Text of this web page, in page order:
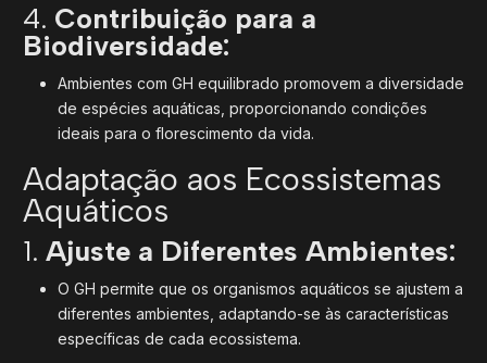
4. Contribuição para a
Biodiversidade:
Ambientes com GH equilibrado promovem a diversidade
de espécies aquáticas, proporcionando condições
ideais para o florescimento da vida.
Adaptação aos Ecossistemas
Aquáticos
1. Ajuste a Diferentes Ambientes:
O GH permite que os organismos aquáticos se ajustem a
diferentes ambientes, adaptando-se às características
específicas de cada ecossistema.